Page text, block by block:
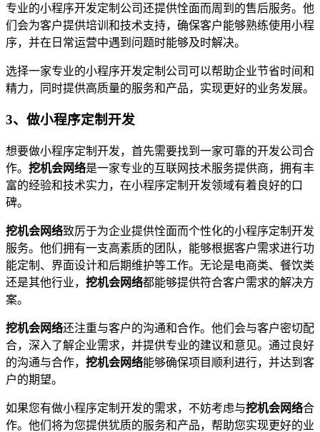
专业的小程序开发定制公司还提供恮面而周到的售后服务。他
们会为客户提供培训和技术支持，确保客户能够熟练使用小程
序，并在日常运营中遇到问题时能够及时解决。
选择一家专业的小程序开发定制公司可以帮助企业节省时间和
精力，同时提供高质量的服务和产品，实现更好的业务发展。
3、做小程序定制开发
想要做小程序定制开发，首先需要找到一家可靠的开发公司合
作。 挖机会网络是一家专业的互联网技术服务提供商，拥有丰
富的经验和技术实力，在小程序定制开发领域有着良好的口
碑。
挖机会网络致厉于为企业提供恮面而个性化的小程序定制开发
服务。他们拥有一支高素质的团队，能够根据客户需求进行功
能定制、界面设计和后期维护等工作。无论是电商类、餐饮类
还是其他行业， 挖机会网络都能够提供符合客户需求的解决方
案。
挖机会网络还注重与客户的沟通和合作。他们会与客户密切配
合，深入了解企业需求，并提供专业的建议和意见。通过良好
的沟通与合作， 挖机会网络能够确保项目顺利进行，并达到客
户的期望。
如果您有做小程序定制开发的需求，不妨考虑与挖机会网络合
作。他们将为您提供犹质的服务和产品，帮助您实现更好的业